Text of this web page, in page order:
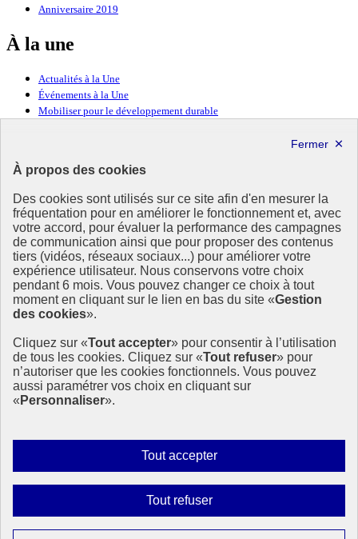
À propos des cookies
Des cookies sont utilisés sur ce site afin d'en mesurer la
fréquentation pour en améliorer le fonctionnement et, avec
votre accord, pour évaluer la performance des campagnes
de communication ainsi que pour proposer des contenus
tiers (vidéos, réseaux sociaux...) pour améliorer votre
expérience utilisateur. Nous conservons votre choix
pendant 6 mois. Vous pouvez changer ce choix à tout
moment en cliquant sur le lien en bas du site «Gestion
des cookies».
Cliquez sur «Tout accepter» pour consentir à l’utilisation
de tous les cookies. Cliquez sur «Tout refuser» pour
n’autoriser que les cookies fonctionnels. Vous pouvez
aussi paramétrer vos choix en cliquant sur
« Personnaliser».
Tout accepterAutoriser
tous
Tout refuserInterdire
tous
Anniversaire 2019
À la une
Actualités à la Une
Événements à la Une
Mobiliser pour le développement durable
Ressources
Ressources
La Méth’ODD
Gouvernement
Ce site propose l’information de référence concernant l’Agenda
2030 et la feuille de route de la France. Il valorise la mobilisation de
tous les acteurs.
info.gouv.fr- ouvre une nouvelle fenêtre
service-public.fr - ouvre une nouvelle fenêtre
legifrance.gouv.fr- ouvre une nouvelle fenêtre
data.gouv.fr- ouvre une nouvelle fenêtre
Mentions légales
Contact